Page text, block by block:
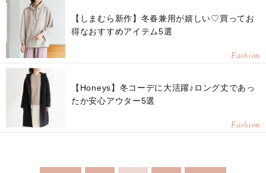
【しまむら新作】冬春兼用が嬉しい♡買ってお
得なおすすめアイテム5選
Fashion
【Honeys】冬コーデに大活躍♪ロング丈であっ
たか安心アウター5選
Fashion